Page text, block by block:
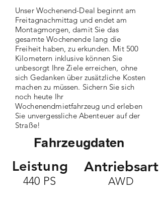
Unser Wochenend-Deal beginnt am
Freitagnachmittag und endet am
Montagmorgen, damit Sie das
gesamte Wochenende lang die
Freiheit haben, zu erkunden. Mit 500
Kilometern inklusive können Sie
unbesorgt Ihre Ziele erreichen, ohne
sich Gedanken über zusätzliche Kosten
machen zu müssen. Sichern Sie sich
noch heute Ihr
Wochenendmietfahrzeug und erleben
Sie unvergessliche Abenteuer auf der
Straße!
Fahrzeugdaten
Leistung
440 PS
Antriebsart
AWD